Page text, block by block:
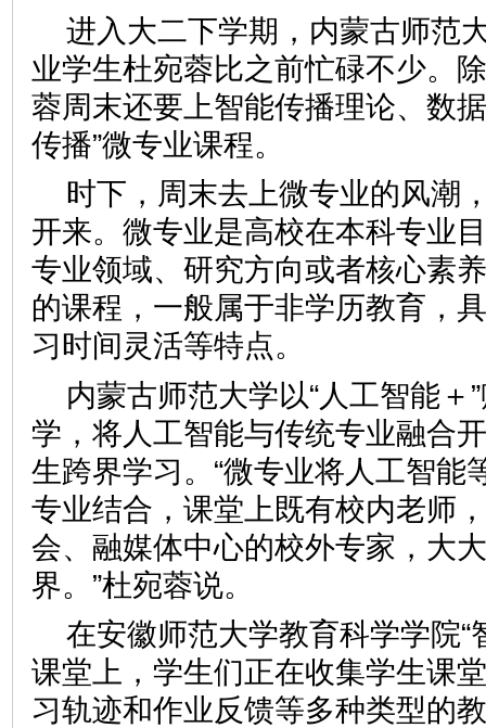
进入大二下学期，内蒙古师范
业学生杜宛蓉比之前忙碌不少。
蓉周末还要上智能传播理论、数
传播”微专业课程。
时下，周末去上微专业的风潮
开来。微专业是高校在本科专业
专业领域、研究方向或者核心素
的课程，一般属于非学历教育，
习时间灵活等特点。
内蒙古师范大学以“人工智能＋
学，将人工智能与传统专业融合
生跨界学习。“微专业将人工智能
专业结合，课堂上既有校内老师
会、融媒体中心的校外专家，大
界。”杜宛蓉说。
在安徽师范大学教育科学学院“
课堂上，学生们正在收集学生课
习轨迹和作业反馈等多种类型的